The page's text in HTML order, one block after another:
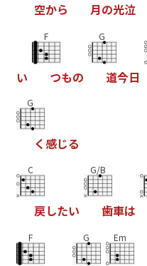
空から 月の光泣
い
F
つもの
G
道今日
G
く感じる
C
戻したい
G/B
歯車は
F G Em